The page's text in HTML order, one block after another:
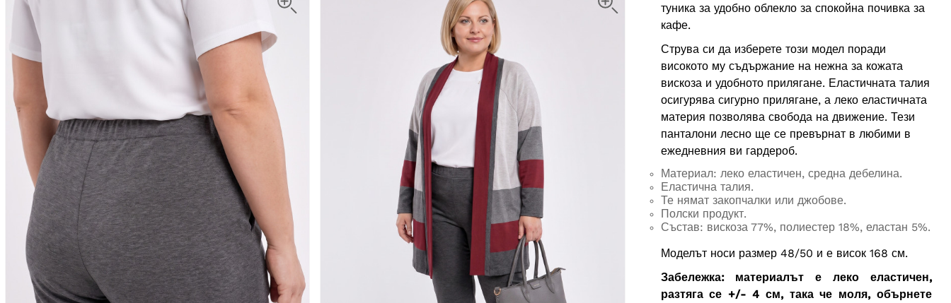
туника за удобно облекло за спокойна почивка за
кафе.
Струва си да изберете този модел поради
високото му съдържание на нежна за кожата
вискоза и удобното прилягане. Еластичната талия
осигурява сигурно прилягане, а леко еластичната
материя позволява свобода на движение. Тези
панталони лесно ще се превърнат в любими в
ежедневния ви гардероб.
Материал: леко еластичен, средна дебелина.
Еластична талия.
Те нямат закопчалки или джобове.
Полски продукт.
Състав: вискоза 77%, полиестер 18%, еластан 5%.
Моделът носи размер 48/50 и е висок 168 см.
Забележка: материалът е леко еластичен,
разтяга се +/- 4 см, така че моля, обърнете